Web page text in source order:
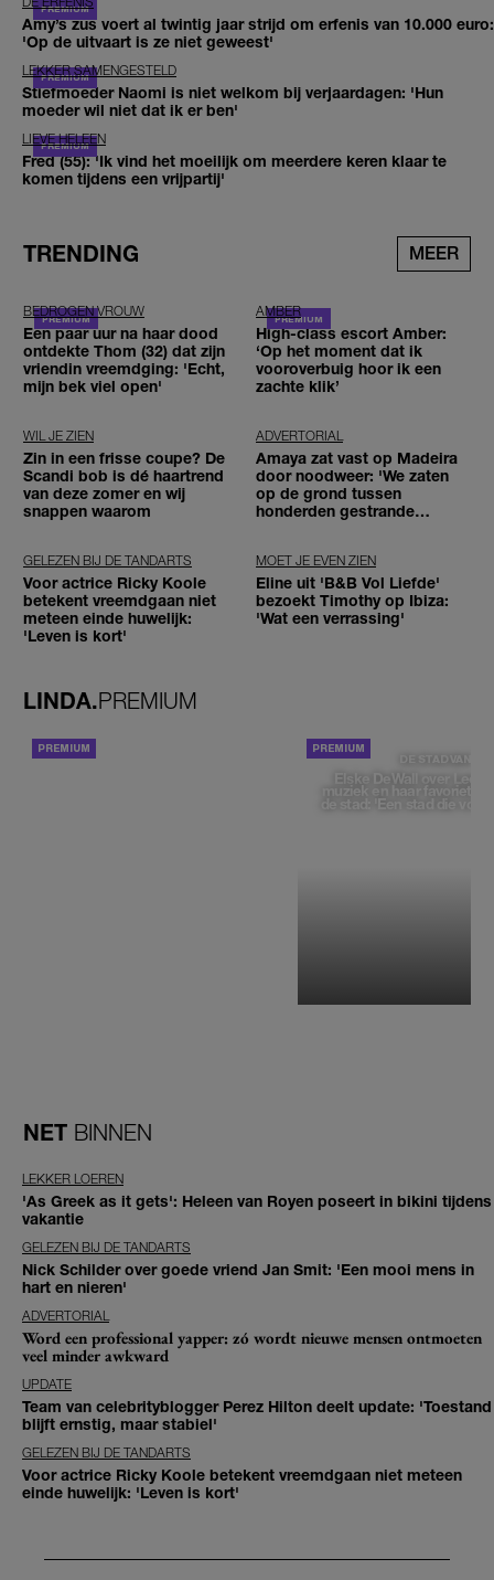
Amy’s zus voert al twintig jaar strijd om erfenis van 10.000 euro:
'Op de uitvaart is ze niet geweest'
LEKKER SAMENGESTELD
Stiefmoeder Naomi is niet welkom bij verjaardagen: 'Hun
moeder wil niet dat ik er ben'
LIEVE HELEEN
Fred (55): 'Ik vind het moeilijk om meerdere keren klaar te
komen tijdens een vrijpartij'
TRENDING MEER
BEDROGEN VROUW
Een paar uur na haar dood
ontdekte Thom (32) dat zijn
vriendin vreemdging: 'Echt,
mijn bek viel open'
AMBER
High-class escort Amber:
‘Op het moment dat ik
vooroverbuig hoor ik een
zachte klik’
WIL JE ZIEN
Zin in een frisse coupe? De
Scandi bob is dé haartrend
van deze zomer en wij
snappen waarom
ADVERTORIAL
Amaya zat vast op Madeira
door noodweer: 'We zaten
op de grond tussen
honderden gestrande
GELEZEN BIJ DE TANDARTS
Voor actrice Ricky Koole
betekent vreemdgaan niet
meteen einde huwelijk:
'Leven is kort'
MOET JE EVEN ZIEN
Eline uit 'B&B Vol Liefde'
bezoekt Timothy op Ibiza:
'Wat een verrassing'
LINDA.PREMIUM
DE STAD VAN
Elske DeWall over
muziek en haar favoriete
de stad: 'Een stad die
NET BINNEN
LEKKER LOEREN
'As Greek as it gets': Heleen van Royen poseert in bikini tijdens
vakantie
GELEZEN BIJ DE TANDARTS
Nick Schilder over goede vriend Jan Smit: 'Een mooi mens in
hart en nieren'
ADVERTORIAL
Word een professional yapper: zó wordt nieuwe mensen ontmoeten
veel minder awkward
UPDATE
Team van celebrityblogger Perez Hilton deelt update: 'Toestand
blijft ernstig, maar stabiel'
GELEZEN BIJ DE TANDARTS
Voor actrice Ricky Koole betekent vreemdgaan niet meteen
einde huwelijk: 'Leven is kort'